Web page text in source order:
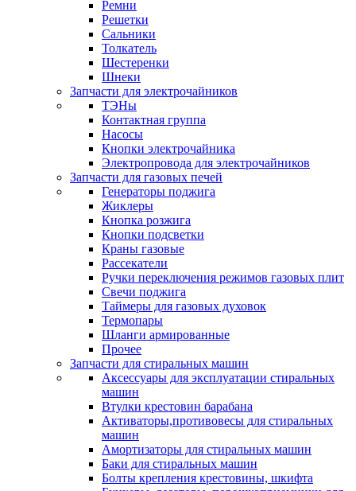
Ремни
Решетки
Сальники
Толкатель
Шестеренки
Шнеки
Запчасти для электрочайников
ТЭНы
Контактная группа
Насосы
Кнопки электрочайника
Электропровода для электрочайников
Запчасти для газовых печей
Генераторы поджига
Жиклеры
Кнопка розжига
Кнопки подсветки
Краны газовые
Рассекатели
Ручки переключения режимов газовых плит
Свечи поджига
Таймеры для газовых духовок
Термопары
Шланги армированные
Прочее
Запчасти для стиральных машин
Аксессуары для эксплуатации стиральных
машин
Втулки крестовин барабана
Активаторы,противовесы для стиральных
машин
Амортизаторы для стиральных машин
Баки для стиральных машин
Болты крепления крестовины, шкифта